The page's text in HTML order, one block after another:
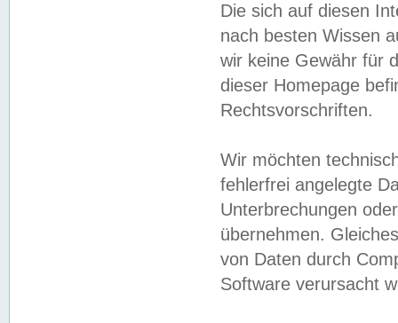
Die sich auf diesen
nach besten Wissen
wir keine Gewähr für
dieser Homepage
Rechtsvorschriften.
Wir möchten
fehlerfrei angelegte
Unterbrechungen
übernehmen.
von Daten durch
Software verursacht